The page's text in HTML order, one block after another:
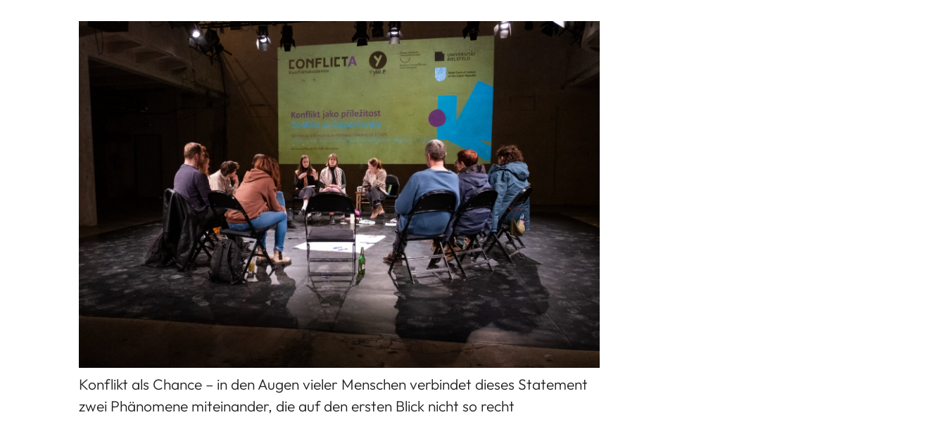
Konflikt als Chance – in den Augen vieler Menschen verbindet dieses Statement
zwei Phänomene miteinander, die auf den ersten Blick nicht so recht